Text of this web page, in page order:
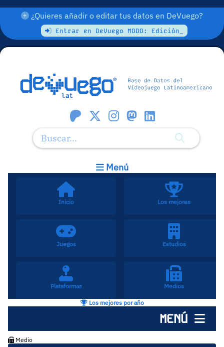
¿Quieres añadir o editar tus datos en DeVuego?
Entrar en DeVuego MODO: Edición_
Menú
Inicio Los mejores
Juegos Estudios
Plataformas Medios
Los mejores por año
MENÚ
Medio